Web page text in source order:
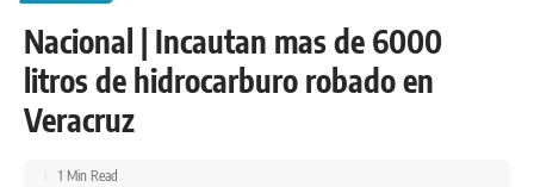
Nacional | Incautan mas de 6000
litros de hidrocarburo robado en
Veracruz
1 Min Read